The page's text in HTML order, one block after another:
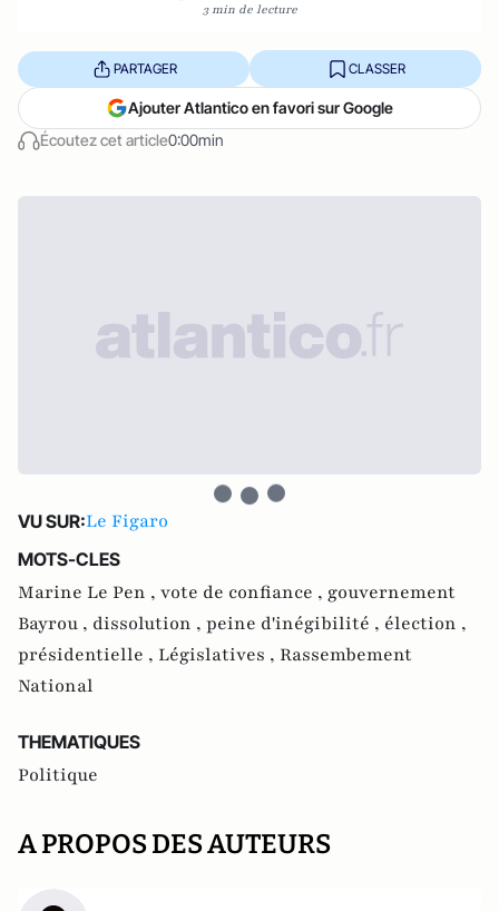
3 min de lecture
Écoutez cet article0:00min
PARTAGER CLASSER
Ajouter Atlantico en favori sur Google
VU SUR:Le Figaro
MOTS-CLES
Marine Le Pen , vote de confiance , gouvernement
Bayrou , dissolution , peine d'inégibilité , élection ,
présidentielle , Législatives , Rassembement
National
THEMATIQUES
Politique
A PROPOS DES AUTEURS